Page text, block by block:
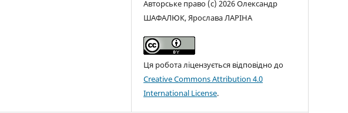
Авторське право (c) 2026 Олександр
ШАФАЛЮК, Ярослава ЛАРІНА
Ця робота ліцензується відповідно до
Creative Commons Attribution 4.0
International License.